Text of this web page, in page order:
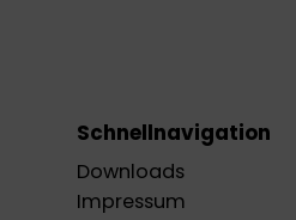
Schnellnavigation
Downloads
Impressum